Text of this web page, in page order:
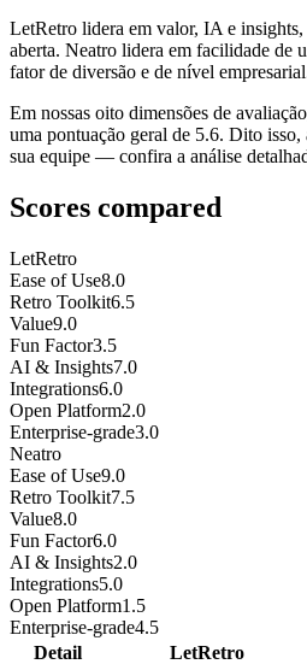
LetRetro lidera em valor, IA e insights,
aberta. Neatro lidera em facilidade de
fator de diversão e de nível
Em nossas oito dimensões de
uma pontuação geral de 5.6. Dito isso,
sua equipe — confira a análise
Scores compared
LetRetro
Ease of Use8.0
Retro Toolkit6.5
Value9.0
Fun Factor3.5
AI & Insights7.0
Integrations6.0
Open Platform2.0
Enterprise-grade3.0
Neatro
Ease of Use9.0
Retro Toolkit7.5
Value8.0
Fun Factor6.0
AI & Insights2.0
Integrations5.0
Open Platform1.5
Enterprise-grade4.5
Detail
LetRetro